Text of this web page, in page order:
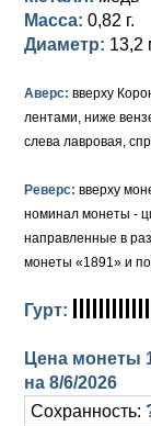
Русско-
Памятные и
Для Грузии
Медь
Серебро
Сибирские
Таврические
Елизавета I
Серебро
Для Пруссии
Ливонезы
Анна
Екатерина I
Петр I (1682-
Золото
Серебро
Медь
Масса: 0,82 г.
Диаметр: 13,2
Аверс: вверху
лентами, ниже
слева лавровая,
Реверс: вверху
номинал монеты -
направленные в
монеты «1891» и
Гурт:
Цена монеты
на 8/6/2026
Сохранность: